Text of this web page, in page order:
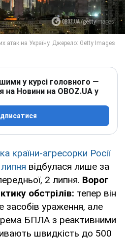
у курсі головного —
на Новини на OBOZ.UA у
країни-агресорки Росії
відбулася лише за
2 липня. Ворог
обстрілів: тепер він
ураження, але
БПЛА з реактивними
швидкість до 500